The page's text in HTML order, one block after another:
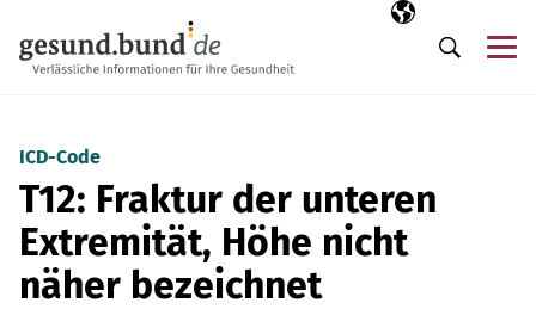
Ausgewählte
DE
Suche
ICD-Code
T12: Fraktur der unteren
Extremität, Höhe nicht
näher bezeichnet